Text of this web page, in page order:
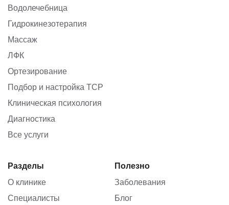
Водолечебница
Гидрокинезотерапия
Массаж
ЛФК
Ортезирование
Подбор и настройка ТСР
Клиническая психология
Диагностика
Все услуги
Разделы
О клинике
Специалисты
Полезно
Заболевания
Блог